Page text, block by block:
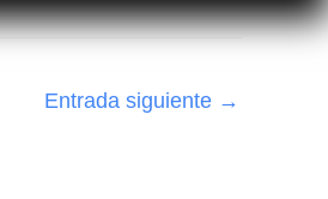
Entrada siguiente →